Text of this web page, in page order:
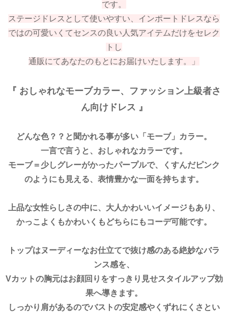
です。
ステージドレスとして使いやすい、インポートドレスなら
ではの可愛いくてセンスの良い人気アイテムだけをセレク
トし
通販にてあなたのもとにお届けいたします。」
『 おしゃれなモーブカラー、ファッション上級者さ
ん向けドレス 』
どんな色？？と聞かれる事が多い「モーブ」カラー。
一言で言うと、おしゃれなカラーです。
モーブ＝少しグレーがかったパープルで、くすんだピンク
のようにも見える、表情豊かな一面を持ちます。
上品な女性らしさの中に、大人かわいいイメージもあり、
かっこよくもかわいくもどちらにもコーデ可能です。
トップはヌーディーなお仕立てで抜け感のある絶妙なバラ
ンス感を、
Vカットの胸元はお顔回りをすっきり見せスタイルアップ効
果へ導きます。
しっかり肩があるのでバストの安定感やくずれにくさとい